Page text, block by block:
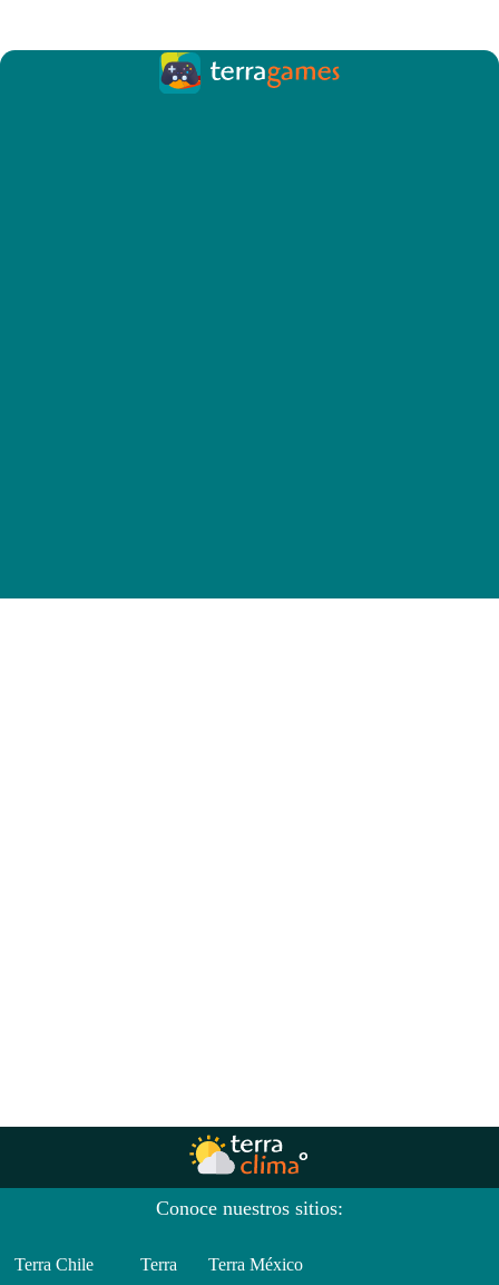
Conoce nuestros sitios:
Terra Chile Terra Terra México